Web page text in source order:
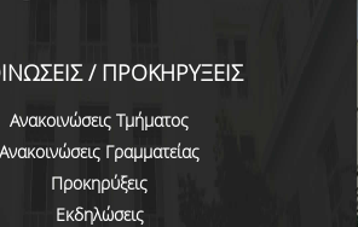
ΠΟΥ ΠΡΟΣΦΕΡΕΙ ΤΟ
ΠΑΝΕΠΙΣΤΗΜΙΑ
ΠΡΟΓΡΑΜΜΑΤΟΣ
/ ΠΡΟΚΗΡΥΞΕΙΣ
Ανακοινώσεις Τμήματος
Ανακοινώσεις Γραμματείας
Προκηρύξεις
Εκδηλώσεις